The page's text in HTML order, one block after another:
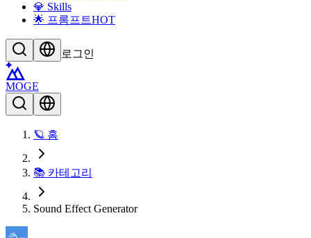
💎 Skills
🌟 프롬프트HOT
로그인
MOGE
🪐 홈
📚 카테고리
Sound Effect Generator